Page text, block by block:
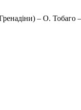
– О. Тобаго